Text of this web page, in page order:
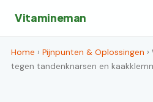
Vitamineman
Home › Pijnpunten & Oplossingen
tegen tandenknarsen en